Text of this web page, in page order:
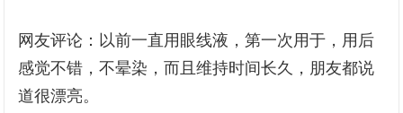
网友评论：以前一直用眼线液，第一次用于，用后
感觉不错，不晕染，而且维持时间长久，朋友都说
道很漂亮。